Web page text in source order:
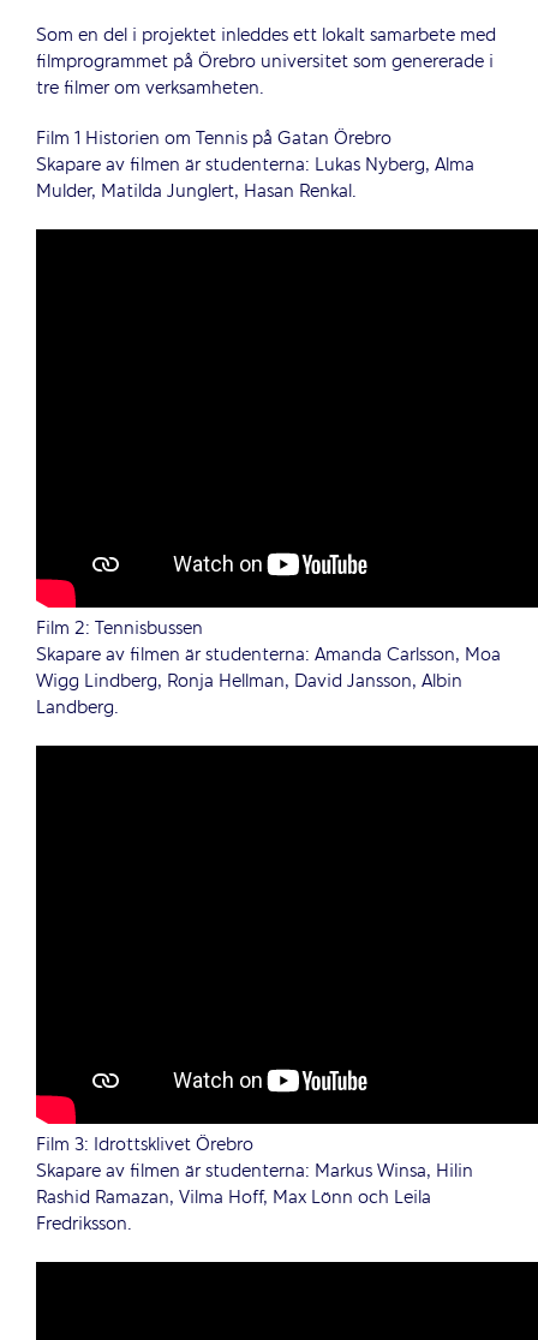
Som en del i projektet inleddes ett lokalt samarbete med
filmprogrammet på Örebro universitet som genererade i
tre filmer om verksamheten.
Film 1 Historien om Tennis på Gatan Örebro
Skapare av filmen är studenterna: Lukas Nyberg, Alma
Mulder, Matilda Junglert, Hasan Renkal.
Film 2: Tennisbussen
Skapare av filmen är studenterna: Amanda Carlsson, Moa
Wigg Lindberg, Ronja Hellman, David Jansson, Albin
Landberg.
Film 3: Idrottsklivet Örebro
Skapare av filmen är studenterna: Markus Winsa, Hilin
Rashid Ramazan, Vilma Hoff, Max Lönn och Leila
Fredriksson.